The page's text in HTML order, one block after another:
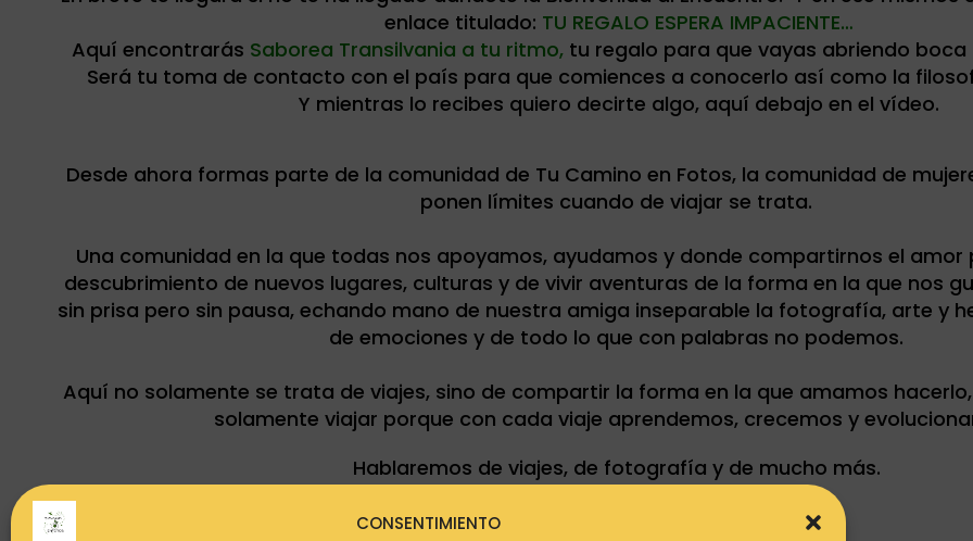
CONSENTIMIENTO
enlace titulado: TU REGALO ESPERA IMPACIENTE…
Aquí encontrarás Saborea Transilvania a tu ritmo, tu regalo para que vayas abriendo boca
Será tu toma de contacto con el país para que comiences a conocerlo así como la
Y mientras lo recibes quiero decirte algo, aquí debajo en el vídeo.
Desde ahora formas parte de la comunidad de Tu Camino en Fotos, la comunidad de
ponen límites cuando de viajar se trata.
Una comunidad en la que todas nos apoyamos, ayudamos y donde compartirnos el amor
descubrimiento de nuevos lugares, culturas y de vivir aventuras de la forma en la que nos
sin prisa pero sin pausa, echando mano de nuestra amiga inseparable la fotografía, arte y
de emociones y de todo lo que con palabras no podemos.
Aquí no solamente se trata de viajes, sino de compartir la forma en la que amamos
solamente viajar porque con cada viaje aprendemos, crecemos y
Hablaremos de viajes, de fotografía y de mucho más.